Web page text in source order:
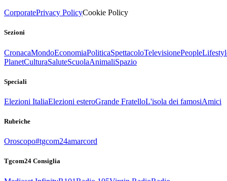
CorporatePrivacy PolicyCookie Policy
Sezioni
CronacaMondoEconomiaPoliticaSpettacoloTelevisionePeople
PlanetCulturaSaluteScuolaAnimaliSpazio
Speciali
Elezioni ItaliaElezioni esteroGrande FratelloL'isola dei famosiAmici
Rubriche
Oroscopo#tgcom24amarcord
Tgcom24 Consiglia